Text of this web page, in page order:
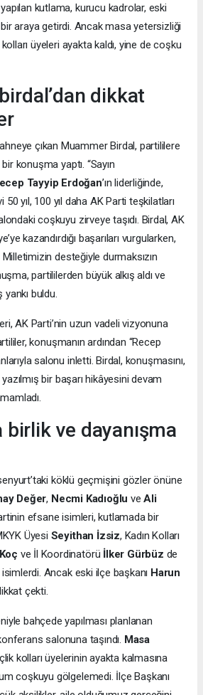
kutlama, kurucu kadrolar, eski
araya getirdi. Ancak masa yetersizliği
üyeleri ayakta kaldı, yine de coşku
dikkat
çıkan Muammer Birdal, partililere
konuşma yaptı. “Sayın
Tayyip Erdoğan’ın liderliğinde,
50 yıl, 100 yıl daha AK Parti teşkilatları
coşkuyu zirveye taşıdı. Birdal, AK
kazandırdığı başarıları vurgularken,
Milletimizin desteğiyle durmaksızın
partililerden büyük alkış aldı ve
buldu.
AK Parti’nin uzun vadeli vizyonuna
konuşmanın ardından “Recep
salonu inletti. Birdal, konuşmasını,
bir başarı hikâyesini devam
birlik ve dayanışma
köklü geçmişini gözler önüne
Değer, Necmi Kadıoğlu veAli
efsane isimleri, kutlamada bir
Üyesi Seyithan İzsiz, Kadın Kolları
ve İl Koordinatörü İlker Gürbüz de
Ancak eski ilçe başkanı Harun
çekti.
bahçede yapılması planlanan
salonuna taşındı. Masa
kolları üyelerinin ayakta kalmasına
coşkuyu gölgelemedi. İlçe Başkanı